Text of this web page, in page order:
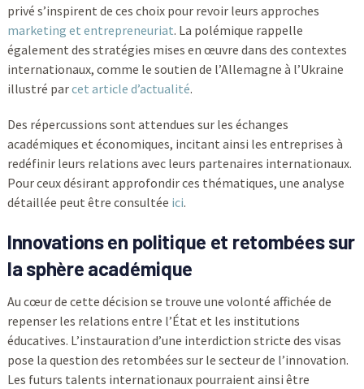
privé s’inspirent de ces choix pour revoir leurs approches
marketing et entrepreneuriat. La polémique rappelle
également des stratégies mises en œuvre dans des contextes
internationaux, comme le soutien de l’Allemagne à l’Ukraine
illustré parcet article d’actualité.
Des répercussions sont attendues sur les échanges
académiques et économiques, incitant ainsi les entreprises à
redéfinir leurs relations avec leurs partenaires internationaux.
Pour ceux désirant approfondir ces thématiques, une analyse
détaillée peut être consultée ici.
Innovations en politique et retombées sur
la sphère académique
Au cœur de cette décision se trouve une volonté affichée de
repenser les relations entre l’État et les institutions
éducatives. L’instauration d’une interdiction stricte des visas
pose la question des retombées sur le secteur de l’innovation.
Les futurs talents internationaux pourraient ainsi être